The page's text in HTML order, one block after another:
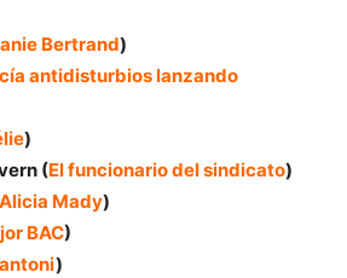
Bertrand)
antidisturbios lanzando
)
(El funcionario del sindicato)
Alicia Mady)
BAC)
)